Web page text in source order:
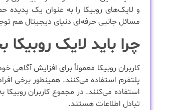
و لایک‌های روبیکا را به عنوان یک پدیده
مسائل جانبی حرفه‌ای دنیای دیجیتال هم
چرا باید لایک روبیکا
کاربران روبیکا معمولاً برای افزایش آگاهی
پلتفرم استفاده می‌کنند. همینطور برخی
استفاده می‌کنند. در مجموع کاربران
تبادل اطلاعات هستند.